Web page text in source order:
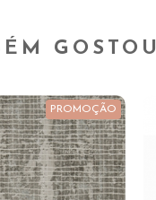
GOSTOU
PROMOÇÃO